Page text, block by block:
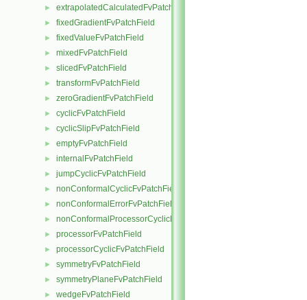
► extrapolatedCalculatedFvPatchField
► fixedGradientFvPatchField
► fixedValueFvPatchField
► mixedFvPatchField
► slicedFvPatchField
► transformFvPatchField
► zeroGradientFvPatchField
► cyclicFvPatchField
► cyclicSlipFvPatchField
► emptyFvPatchField
► internalFvPatchField
► jumpCyclicFvPatchField
► nonConformalCyclicFvPatchField
► nonConformalErrorFvPatchField
► nonConformalProcessorCyclicFvPatchField
► processorFvPatchField
► processorCyclicFvPatchField
► symmetryFvPatchField
► symmetryPlaneFvPatchField
► wedgeFvPatchField